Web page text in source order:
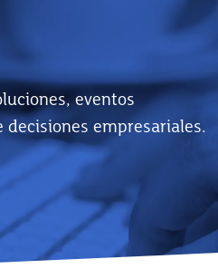
eventos
empresariales.